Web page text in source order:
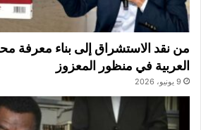
من نقد الاستشراق إلى بناء معرفة
العربية في منظور المعزوز
9 يونيو، 2026